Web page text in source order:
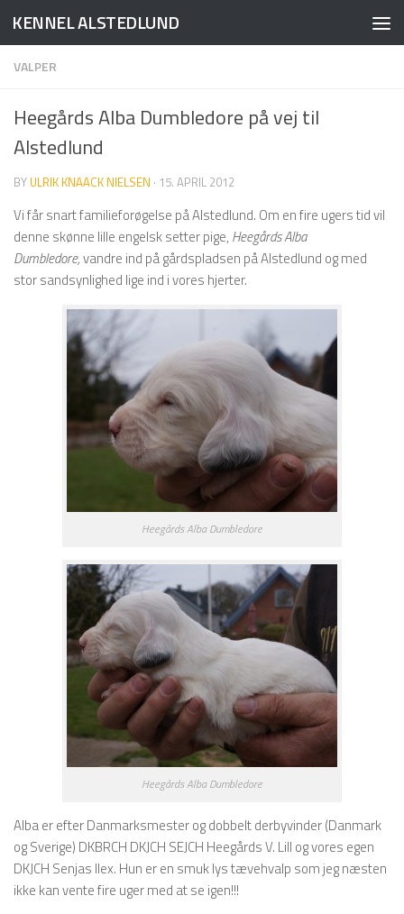
Skip to content
KENNEL ALSTEDLUND
VALPER
Heegårds Alba Dumbledore på vej til
Alstedlund
BY ULRIK KNAACK NIELSEN · 15. APRIL 2012
Vi får snart familieforøgelse på Alstedlund. Om en fire ugers tid vil
denne skønne lille engelsk setter pige, Heegårds Alba
Dumbledore,vandre ind på gårdspladsen på Alstedlund og med
stor sandsynlighed lige ind i vores hjerter.
Heegårds Alba Dumbledore
Heegårds Alba Dumbledore
Alba er efter Danmarksmester og dobbelt derbyvinder (Danmark
og Sverige) DKBRCH DKJCH SEJCH Heegårds V. Lill og vores egen
DKJCH Senjas Ilex. Hun er en smuk lys tævehvalp som jeg næsten
ikke kan vente fire uger med at se igen!!!